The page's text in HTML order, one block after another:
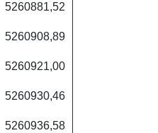
5260881,52
5260908,89
5260921,00
5260930,46
5260936,58